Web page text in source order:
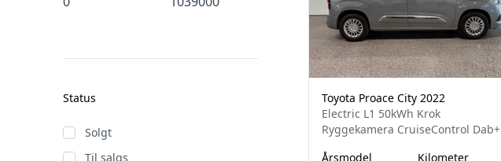
Status
Solgt
Til salgs
Toyota Proace City 2022
Electric L1 50kWh Krok
Ryggekamera CruiseControl Dab+
Årsmodel
Kilometer